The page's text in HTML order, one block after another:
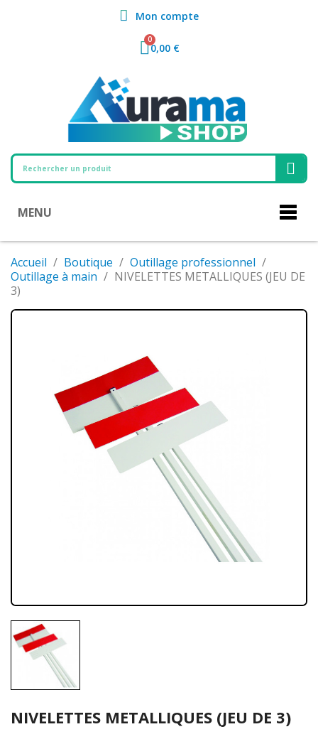
Mon compte
0,00 €
MENU
Accueil Boutique
Outillage professionnel
Outillage à main
NIVELETTES METALLIQUES (JEU DE
3)
NIVELETTES METALLIQUES (JEU DE 3)